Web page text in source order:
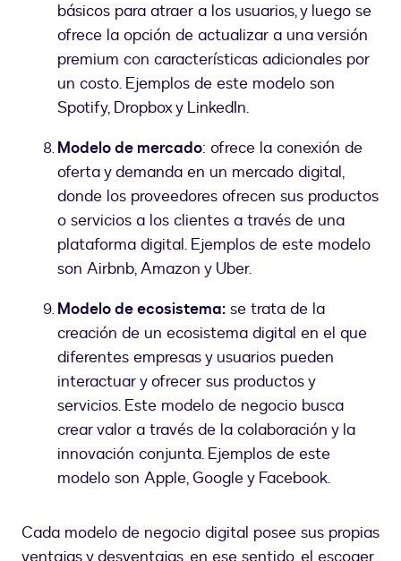
básicos para atraer a los usuarios, y luego se
ofrece la opción de actualizar a una versión
premium con características adicionales por
un costo. Ejemplos de este modelo son
Spotify, Dropbox y LinkedIn.
Modelo de mercado: ofrece la conexión de
oferta y demanda en un mercado digital,
donde los proveedores ofrecen sus productos
o servicios a los clientes a través de una
plataforma digital. Ejemplos de este modelo
son Airbnb, Amazon y Uber.
Modelo de ecosistema: se trata de la
creación de un ecosistema digital en el que
diferentes empresas y usuarios pueden
interactuar y ofrecer sus productos y
servicios. Este modelo de negocio busca
crear valor a través de la colaboración y la
innovación conjunta. Ejemplos de este
modelo son Apple, Google y Facebook.
Cada modelo de negocio digital posee sus propias